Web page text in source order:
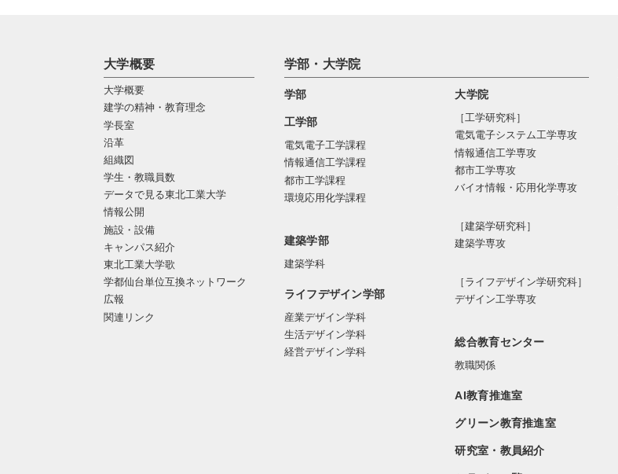
大学概要
大学概要
建学の精神・教育理念
学長室
沿革
組織図
学生・教職員数
データで見る東北工業大学
情報公開
施設・設備
キャンパス紹介
東北工業大学歌
学都仙台単位互換ネットワーク
広報
関連リンク
学部・大学院
学部
工学部
電気電子工学課程
情報通信工学課程
都市工学課程
環境応用化学課程
建築学部
建築学科
ライフデザイン学部
産業デザイン学科
生活デザイン学科
経営デザイン学科
大学院
［工学研究科］
電気電⼦システム⼯学専攻
情報通信⼯学専攻
都市⼯学専攻
バイオ情報・応⽤化学専攻
［建築学研究科］
建築学専攻
［ライフデザイン学研究科］
デザイン工学専攻
総合教育センター
教職関係
AI教育推進室
グリーン教育推進室
研究室・教員紹介